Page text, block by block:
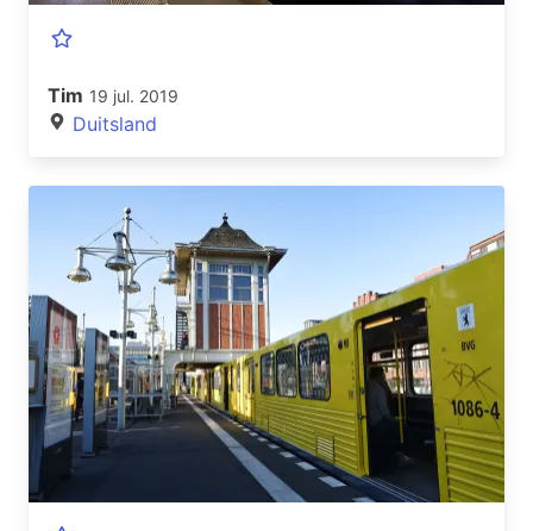
Tim 19 jul. 2019
Duitsland